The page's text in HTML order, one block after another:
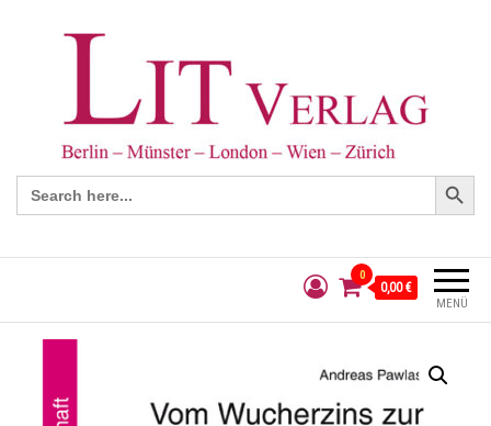
Search
for:
Search Button
MENÜ
0
0,00 €